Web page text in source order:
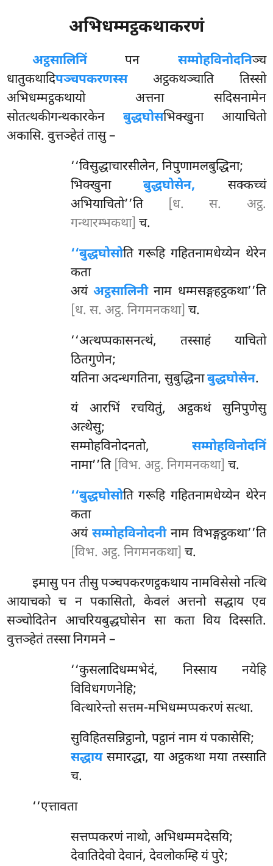
अभिधम्मट्ठकथाकरणं
अट्ठसालिनिंपन सम्मोहविनोदनिञ्च
धातुकथादिपञ्चपकरणस्सअट्ठकथञ्चाति तिस्सो
अभिधम्मट्ठकथायो अत्तना सदिसनामेन
सोतत्थकीगन्थकारकेन बुद्धघोसभिक्खुना आयाचितो
अकासि. वुत्तञ्हेतं तासु –
‘‘विसुद्धाचारसीलेन, निपुणामलबुद्धिना;
भिक्खुनाबुद्धघोसेन, सक्कच्चं
अभियाचितो’’ति
[ध. स. अट्ठ.
गन्थारम्भकथा] च.
‘‘बुद्धघोसोति गरूहि गहितनामधेय्येन थेरेन
कता
अयंअट्ठसालिनीनाम धम्मसङ्गहट्ठकथा’’ति
[ध. स. अट्ठ. निगमनकथा] च.
‘‘अत्थप्पकासनत्थं, तस्साहं याचितो
ठितगुणेन;
यतिना अदन्धगतिना, सुबुद्धिनाबुद्धघोसेन.
यं आरभिं रचयितुं, अट्ठकथं सुनिपुणेसु
अत्थेसु;
सम्मोहविनोदनतो, सम्मोहविनोदनिं
नामा’’ति [विभ. अट्ठ. निगमनकथा] च.
‘‘बुद्धघोसोति गरूहि गहितनामधेय्येन थेरेन
कता
अयं सम्मोहविनोदनीनाम विभङ्गट्ठकथा’’ति
[विभ. अट्ठ. निगमनकथा] च.
इमासु पन तीसु पञ्चपकरणट्ठकथाय नामविसेसो नत्थि
आयाचको च न पकासितो, केवलं अत्तनो सद्धाय एव
सञ्चोदितेन आचरियबुद्धघोसेन सा कता विय दिस्सति.
वुत्तञ्हेतं तस्सा निगमने –
‘‘कुसलादिधम्मभेदं, निस्साय नयेहि
विविधगणनेहि;
वित्थारेन्तो सत्तम-मभिधम्मप्पकरणं सत्था.
सुविहितसन्निट्ठानो, पट्ठानं नाम यं पकासेसि;
सद्धायसमारद्धा, या अट्ठकथा मया तस्साति
च.
‘‘एत्तावता
सत्तप्पकरणं नाथो, अभिधम्ममदेसयि;
देवातिदेवो देवानं, देवलोकम्हि यं पुरे;